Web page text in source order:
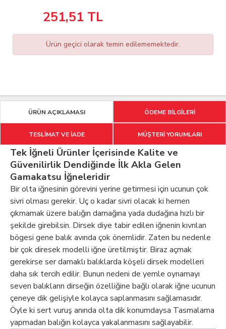
251,51 TL
Ürün geçici olarak temin edilememektedir.
ÜRÜN AÇIKLAMASI ÖDEME BİLGİLERİ
TESLİMAT VE İADE MÜŞTERİ YORUMLARI
Tek İğneli Ürünler İçerisinde Kalite ve
Güvenilirlik Dendiğinde İlk Akla Gelen
Gamakatsu İğneleridir
Bir olta iğnesinin görevini yerine getirmesi için ucunun çok
sivri olması gerekir. Uç o kadar sivri olacak ki hemen
çıkmamak üzere balığın damağına yada dudağına hızlı bir
şekilde girebilsin. Dirsek diye tabir edilen iğnenin kıvrılan
bögesi gene balık avında çok önemlidir. Zaten bu nedenle
bir çok diresek modelli iğne üretilmiştir. Biraz açmak
gerekirse ser damaklı balıklarda köşeli dirsek modelleri
daha sık tercih edilir. Bunun nedeni de yemle oynamayı
seven balıkların dirseğin özelliğine bağlı olarak iğne ucunun
çeneye dik gelişiyle kolayca saplanmasını sağlamasıdır.
Öyle ki sert vuruş anında olta dik konumdaysa Tasmalama
yapmadan balığın kolayca yakalanmasını sağlayabilir.